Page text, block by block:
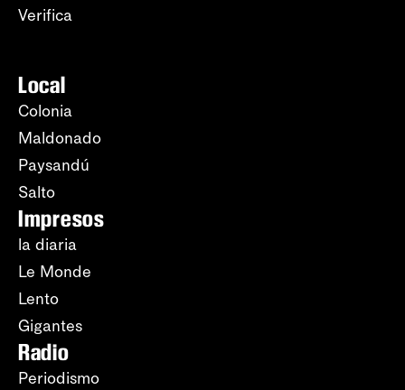
Verifica
Local
Colonia
Maldonado
Paysandú
Salto
Impresos
la diaria
Le Monde
Lento
Gigantes
Radio
Periodismo